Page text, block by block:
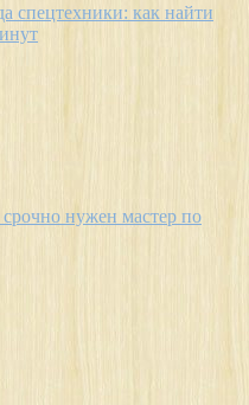
спецтехники: как найти
срочно нужен мастер по